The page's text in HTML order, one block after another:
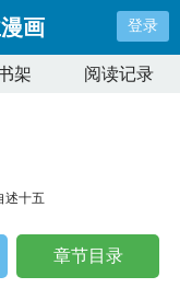
画 登录
架 阅读记录
述十五
章节目录